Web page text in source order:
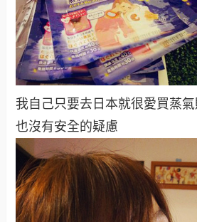
我自己只要去日本就很愛買蒸
也沒有安全的疑慮